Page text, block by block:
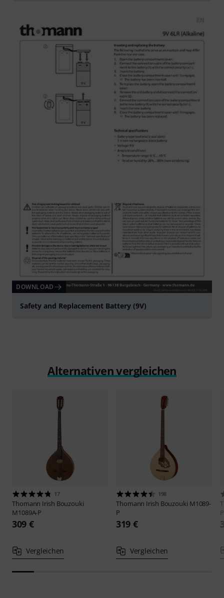
DOWNLOAD
Safety and Replacement Battery (9V)
Alternativen vergleichen
17
Thomann Irish Bouzouki
M1089A-P
309 €
Vergleichen
198
Thomann Irish Bouzouki M1089-
P
319 €
Vergleichen